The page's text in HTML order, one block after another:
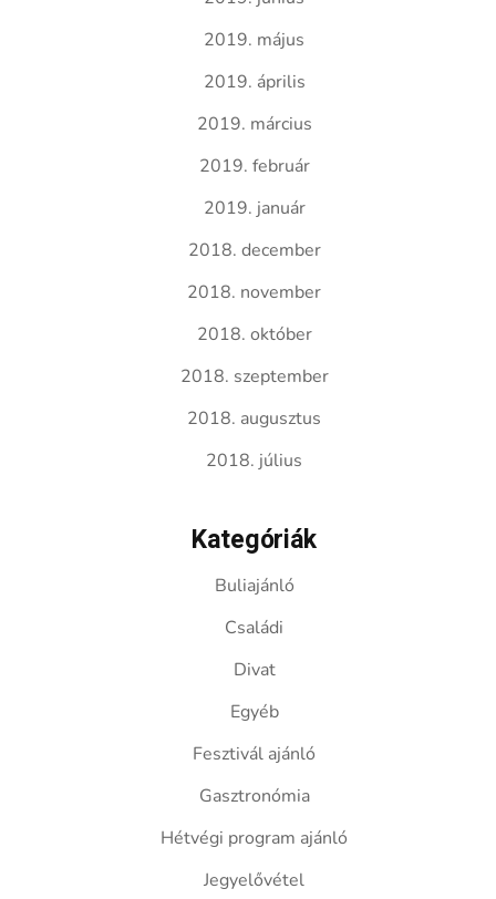
2019. május
2019. április
2019. március
2019. február
2019. január
2018. december
2018. november
2018. október
2018. szeptember
2018. augusztus
2018. július
Kategóriák
Buliajánló
Családi
Divat
Egyéb
Fesztivál ajánló
Gasztronómia
Hétvégi program ajánló
Jegyelővétel